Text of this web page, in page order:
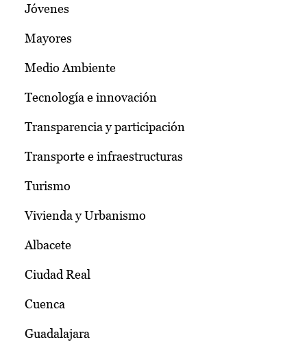
Jóvenes
Mayores
Medio Ambiente
Tecnología e innovación
Transparencia y participación
Transporte e infraestructuras
Turismo
Vivienda y Urbanismo
Albacete
Ciudad Real
Cuenca
Guadalajara